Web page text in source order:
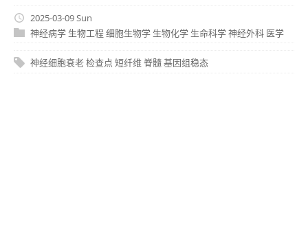
2025-03-09 Sun
神经病学 生物工程细胞生物学 生物化学 生命科学神经外科 医学
神经细胞衰老检查点 短纤维脊髓基因组稳态